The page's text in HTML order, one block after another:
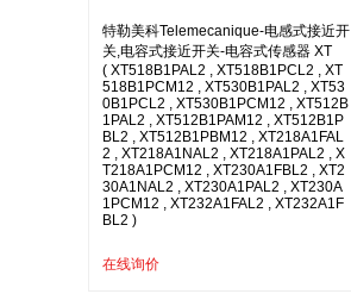
特勒美科Telemecanique-电感式接近开
关,电容式接近开关-电容式传感器 XT
( XT518B1PAL2 , XT518B1PCL2 , XT
518B1PCM12 , XT530B1PAL2 , XT53
0B1PCL2 , XT530B1PCM12 , XT512B
1PAL2 , XT512B1PAM12 , XT512B1P
BL2 , XT512B1PBM12 , XT218A1FAL
2 , XT218A1NAL2 , XT218A1PAL2 , X
T218A1PCM12 , XT230A1FBL2 , XT2
30A1NAL2 , XT230A1PAL2 , XT230A
1PCM12 , XT232A1FAL2 , XT232A1F
BL2 )
在线询价